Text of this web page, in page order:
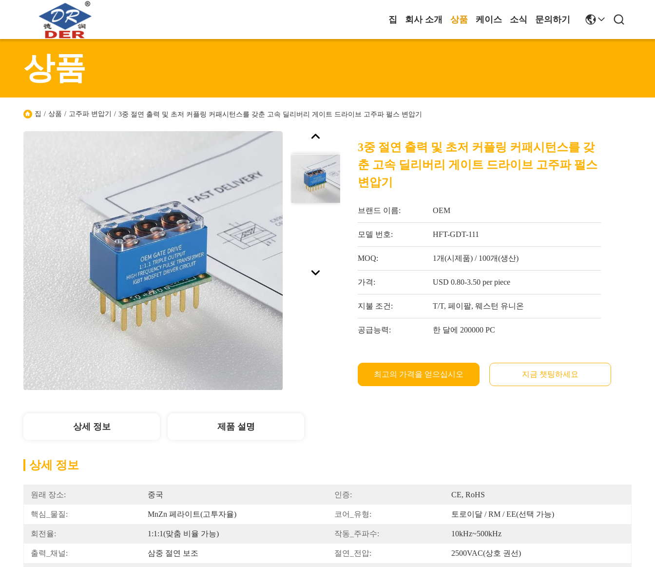
집 회사 소개 상품 케이스 소식 문의하기
상품
집 / 상품 / 고주파 변압기 / 3중 절연 출력 및 초저 커플링 커패시턴스를 갖춘 고속 딜리버리 게이트 드라이브 고주파 펄스 변압기
3중 절연 출력 및 초저 커플링 커패시턴스를 갖
춘 고속 딜리버리 게이트 드라이브 고주파 펄스
변압기
브랜드 이름: OEM
모델 번호: HFT-GDT-111
MOQ: 1개(시제품) / 100개(생산)
가격: USD 0.80-3.50 per piece
지불 조건: T/T, 페이팔, 웨스턴 유니온
공급능력: 한 달에 200000 PC
최고의 가격을 얻으십시오 지금 챗팅하세요
상세 정보 제품 설명
상세 정보
원래 장소: 중국 인증: CE, RoHS
핵심_물질: MnZn 페라이트(고투자율) 코어_유형: 토로이달 / RM / EE(선택 가능)
회전율: 1:1:1(맞춤 비율 가능) 작동_주파수: 10kHz~500kHz
출력_채널: 삼중 절연 보조 절연_전압: 2500VAC(상호 권선)